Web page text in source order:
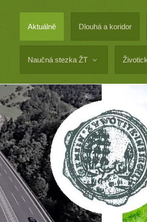
Aktuálně Dlouhá a koridor
Naučná stezka ŽT